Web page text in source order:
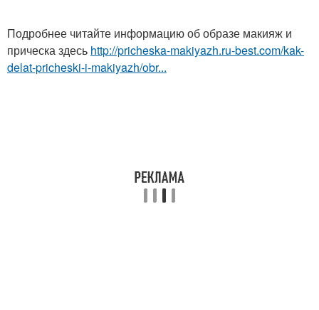
Подробнее читайте информацию об образе макияж и
прическа здесь http://pricheska-makiyazh.ru-best.com/kak-
delat-pricheski-i-makiyazh/obr...